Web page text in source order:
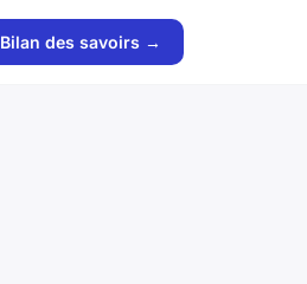
Bilan des savoirs →